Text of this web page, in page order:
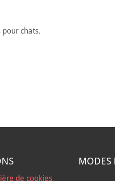
pour chats.
de cookies
MODES